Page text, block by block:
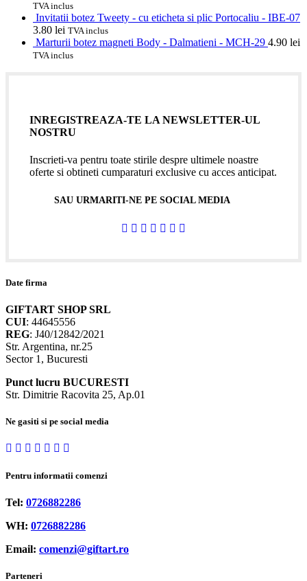
TVA inclus
Invitatii botez Tweety - cu eticheta si plic Portocaliu - IBE-07
3.80 lei TVA inclus
Marturii botez magneti Body - Dalmatieni - MCH-29 4.90 lei
TVA inclus
INREGISTREAZA-TE LA NEWSLETTER-UL
NOSTRU
Inscrieti-va pentru toate stirile despre ultimele noastre
oferte si obtineti cumparaturi exclusive cu acces anticipat.
SAU URMARITI-NE PE SOCIAL MEDIA
Date firma
GIFTART SHOP SRL
CUI: 44645556
REG: J40/12842/2021
Str. Argentina, nr.25
Sector 1, Bucuresti
Punct lucru BUCURESTI
Str. Dimitrie Racovita 25, Ap.01
Ne gasiti si pe social media
Pentru informatii comenzi
Tel: 0726882286
WH: 0726882286
Email: comenzi@giftart.ro
Parteneri